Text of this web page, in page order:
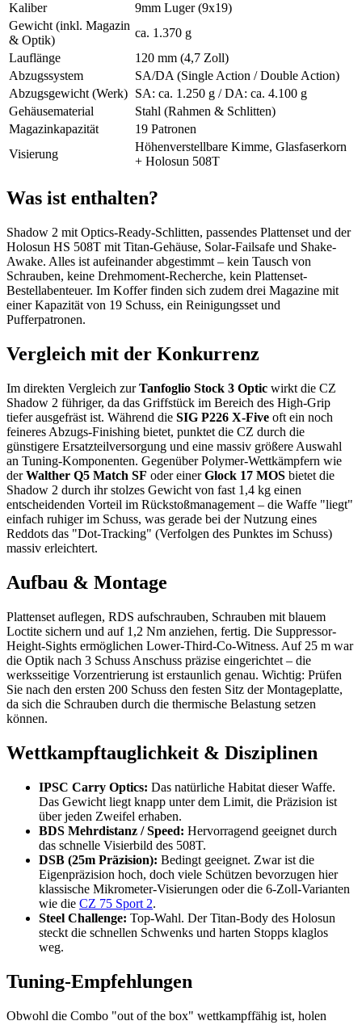
Kaliber
9mm Luger (9x19)
Gewicht (inkl. Magazin
& Optik)
ca. 1.370 g
Lauflänge
120 mm (4,7 Zoll)
Abzugssystem
SA/DA (Single Action / Double Action)
Abzugsgewicht (Werk) SA: ca. 1.250 g / DA: ca. 4.100 g
Gehäusematerial
Stahl (Rahmen & Schlitten)
Magazinkapazität
19 Patronen
Visierung
Höhenverstellbare Kimme, Glasfaserkorn
+ Holosun 508T
Was ist enthalten?
Shadow 2 mit Optics-Ready-Schlitten, passendes Plattenset und der
Holosun HS 508T mit Titan-Gehäuse, Solar-Failsafe und Shake-
Awake. Alles ist aufeinander abgestimmt – kein Tausch von
Schrauben, keine Drehmoment-Recherche, kein Plattenset-
Bestellabenteuer. Im Koffer finden sich zudem drei Magazine mit
einer Kapazität von 19 Schuss, ein Reinigungsset und
Pufferpatronen.
Vergleich mit der Konkurrenz
Im direkten Vergleich zurTanfoglio Stock 3 Optic wirkt die CZ
Shadow 2 führiger, da das Griffstück im Bereich des High-Grip
tiefer ausgefräst ist. Während die SIG P226 X-Five oft ein noch
feineres Abzugs-Finishing bietet, punktet die CZ durch die
günstigere Ersatzteilversorgung und eine massiv größere Auswahl
an Tuning-Komponenten. Gegenüber Polymer-Wettkämpfern wie
derWalther Q5 Match SF oder einerGlock 17 MOS bietet die
Shadow 2 durch ihr stolzes Gewicht von fast 1,4 kg einen
entscheidenden Vorteil im Rückstoßmanagement – die Waffe "liegt"
einfach ruhiger im Schuss, was gerade bei der Nutzung eines
Reddots das "Dot-Tracking" (Verfolgen des Punktes im Schuss)
massiv erleichtert.
Aufbau & Montage
Plattenset auflegen, RDS aufschrauben, Schrauben mit blauem
Loctite sichern und auf 1,2 Nm anziehen, fertig. Die Suppressor-
Height-Sights ermöglichen Lower-Third-Co-Witness. Auf 25 m war
die Optik nach 3 Schuss Anschuss präzise eingerichtet – die
werksseitige Vorzentrierung ist erstaunlich genau. Wichtig: Prüfen
Sie nach den ersten 200 Schuss den festen Sitz der Montageplatte,
da sich die Schrauben durch die thermische Belastung setzen
können.
Wettkampftauglichkeit & Disziplinen
IPSC Carry Optics: Das natürliche Habitat dieser Waffe.
Das Gewicht liegt knapp unter dem Limit, die Präzision ist
über jeden Zweifel erhaben.
BDS Mehrdistanz / Speed: Hervorragend geeignet durch
das schnelle Visierbild des 508T.
DSB (25m Präzision): Bedingt geeignet. Zwar ist die
Eigenpräzision hoch, doch viele Schützen bevorzugen hier
klassische Mikrometer-Visierungen oder die 6-Zoll-Varianten
wie die CZ 75 Sport 2.
Steel Challenge: Top-Wahl. Der Titan-Body des Holosun
steckt die schnellen Schwenks und harten Stopps klaglos
weg.
Tuning-Empfehlungen
Obwohl die Combo "out of the box" wettkampffähig ist, holen